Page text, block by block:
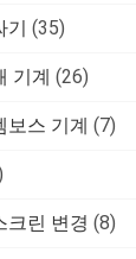
(35)
기계 (26)
스 기계 (7)
크린 변경 (8)